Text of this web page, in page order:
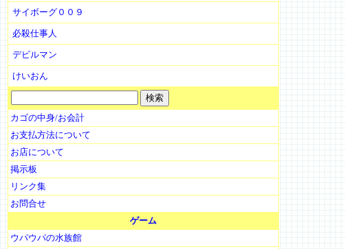
サイボーグ００９
必殺仕事人
デビルマン
けいおん
カゴの中身/お会計
お支払方法について
お店について
掲示板
リンク集
お問合せ
ゲーム
ウパウパの水族館